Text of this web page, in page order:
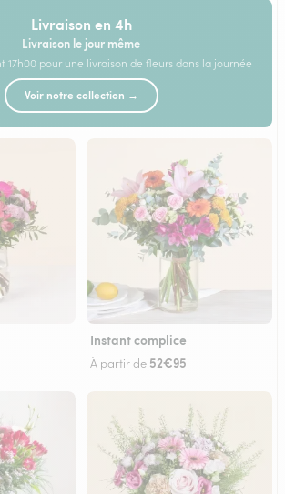
Livraison en 4h
Livraison le jour même
17h00 pour une livraison de fleurs dans la journée
Voir notre collection →
Instant complice
À partir de 52€95